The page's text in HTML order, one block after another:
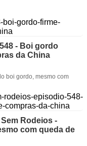
- Boi gordo
da China
boi gordo, mesmo com
Rodeios -
com queda de